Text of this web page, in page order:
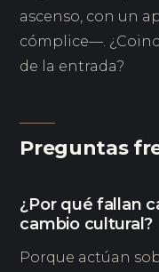
ascenso, con un
cómplice—.
de la entrada?
Preguntas
¿Por qué fallan
cambio cultural?
Porque actúan